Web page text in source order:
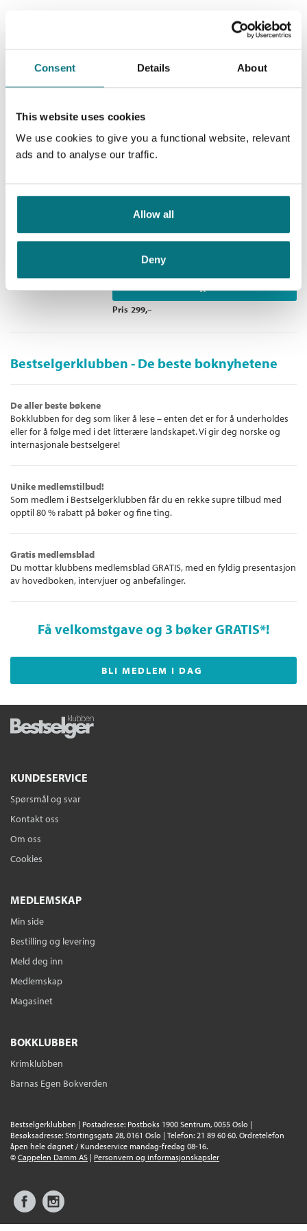
Consent Details About
This website uses cookies
We use cookies to give you a functional website, relevant
ads and to analyse our traffic.
Allow all
Deny
Sagaen om Darren Shan /Darren
Shan
Nedlastbar lydbok
Pris 299,–
Demonata /Darren Shan
Nedlastbar lydbok
Pris 299,–
Bestselgerklubben - De beste boknyhetene
De aller beste bøkene
Bokklubben for deg som liker å lese – enten det er for å underholdes
eller for å følge med i det litterære landskapet. Vi gir deg norske og
internasjonale bestselgere!
Unike medlemstilbud!
Som medlem i Bestselgerklubben får du en rekke supre tilbud med
opptil 80 % rabatt på bøker og fine ting.
Gratis medlemsblad
Du mottar klubbens medlemsblad GRATIS, med en fyldig presentasjon
av hovedboken, intervjuer og anbefalinger.
Få velkomstgave og 3 bøker GRATIS*!
BLI MEDLEM I DAG
KUNDESERVICE
Spørsmål og svar
Kontakt oss
Om oss
Cookies
MEDLEMSKAP
Min side
Bestilling og levering
Meld deg inn
Medlemskap
Magasinet
BOKKLUBBER
Krimklubben
Barnas Egen Bokverden
Bestselgerklubben | Postadresse: Postboks 1900 Sentrum, 0055 Oslo |
Besøksadresse: Stortingsgata 28, 0161 Oslo | Telefon: 21 89 60 60. Ordretelefon
åpen hele døgnet / Kundeservice mandag-fredag 08-16.
© Cappelen Damm AS | Personvern og informasjonskapsler
Facebook